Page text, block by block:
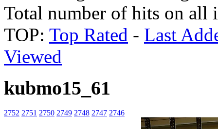
Total number of hits on all
TOP: Top Rated - Last
Viewed
kubmo15_61
2752 2751 2750 2749 2748 2747 2746